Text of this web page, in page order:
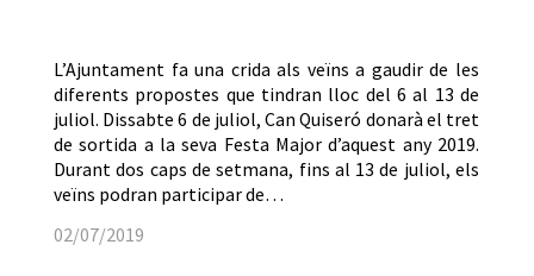
L’Ajuntament fa una crida als veïns a gaudir de les
diferents propostes que tindran lloc del 6 al 13 de
juliol. Dissabte 6 de juliol, Can Quiseró donarà el tret
de sortida a la seva Festa Major d’aquest any 2019.
Durant dos caps de setmana, fins al 13 de juliol, els
veïns podran participar de…
02/07/2019